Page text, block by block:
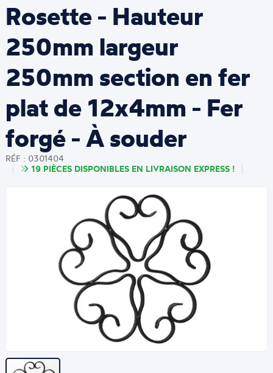
Rosette - Hauteur
250mm largeur
250mm section en fer
plat de 12x4mm - Fer
forgé - À souder
RÉF : 0301404
19 PIÈCES DISPONIBLES EN LIVRAISON EXPRESS !